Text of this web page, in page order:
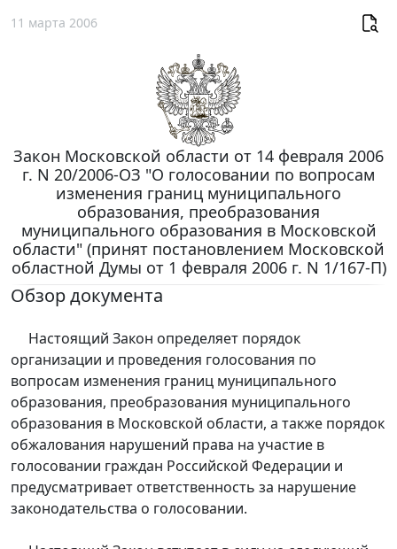
11 марта 2006
Закон Московской области от 14 февраля 2006
г. N 20/2006-ОЗ "О голосовании по вопросам
изменения границ муниципального
образования, преобразования
муниципального образования в Московской
области" (принят постановлением Московской
областной Думы от 1 февраля 2006 г. N 1/167-П)
Обзор документа
Настоящий Закон определяет порядок
организации и проведения голосования по
вопросам изменения границ муниципального
образования, преобразования муниципального
образования в Московской области, а также порядок
обжалования нарушений права на участие в
голосовании граждан Российской Федерации и
предусматривает ответственность за нарушение
законодательства о голосовании.